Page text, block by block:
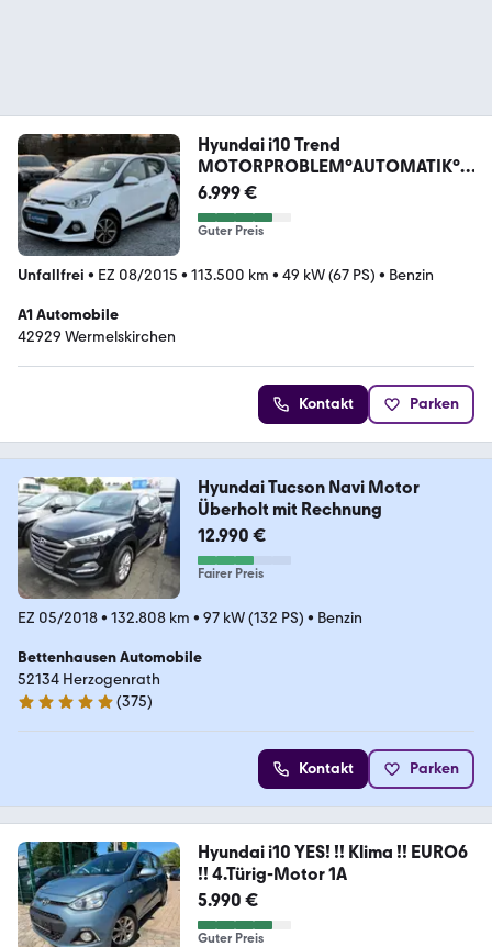
Hyundai i10 Trend
MOTORPROBLEM°AUTOMATIK°K
LIMA°SHZ°
6.999 €
Guter Preis
Unfallfrei • EZ 08/2015 • 113.500 km • 49 kW (67 PS) • Benzin
A1 Automobile
42929 Wermelskirchen
Kontakt Parken
Hyundai Tucson Navi Motor
Überholt mit Rechnung
12.990 €
Fairer Preis
EZ 05/2018• 132.808 km • 97 kW (132 PS) • Benzin
Bettenhausen Automobile
52134 Herzogenrath
5 Sterne
(375)
Kontakt Parken
Hyundai i10 YES! !! Klima !! EURO6
!! 4.Türig-Motor 1A
5.990 €
Guter Preis